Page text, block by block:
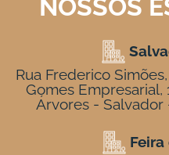
NOSSOS
Rua Frederico
Gomes Empresarial,
Árvores - Salvador